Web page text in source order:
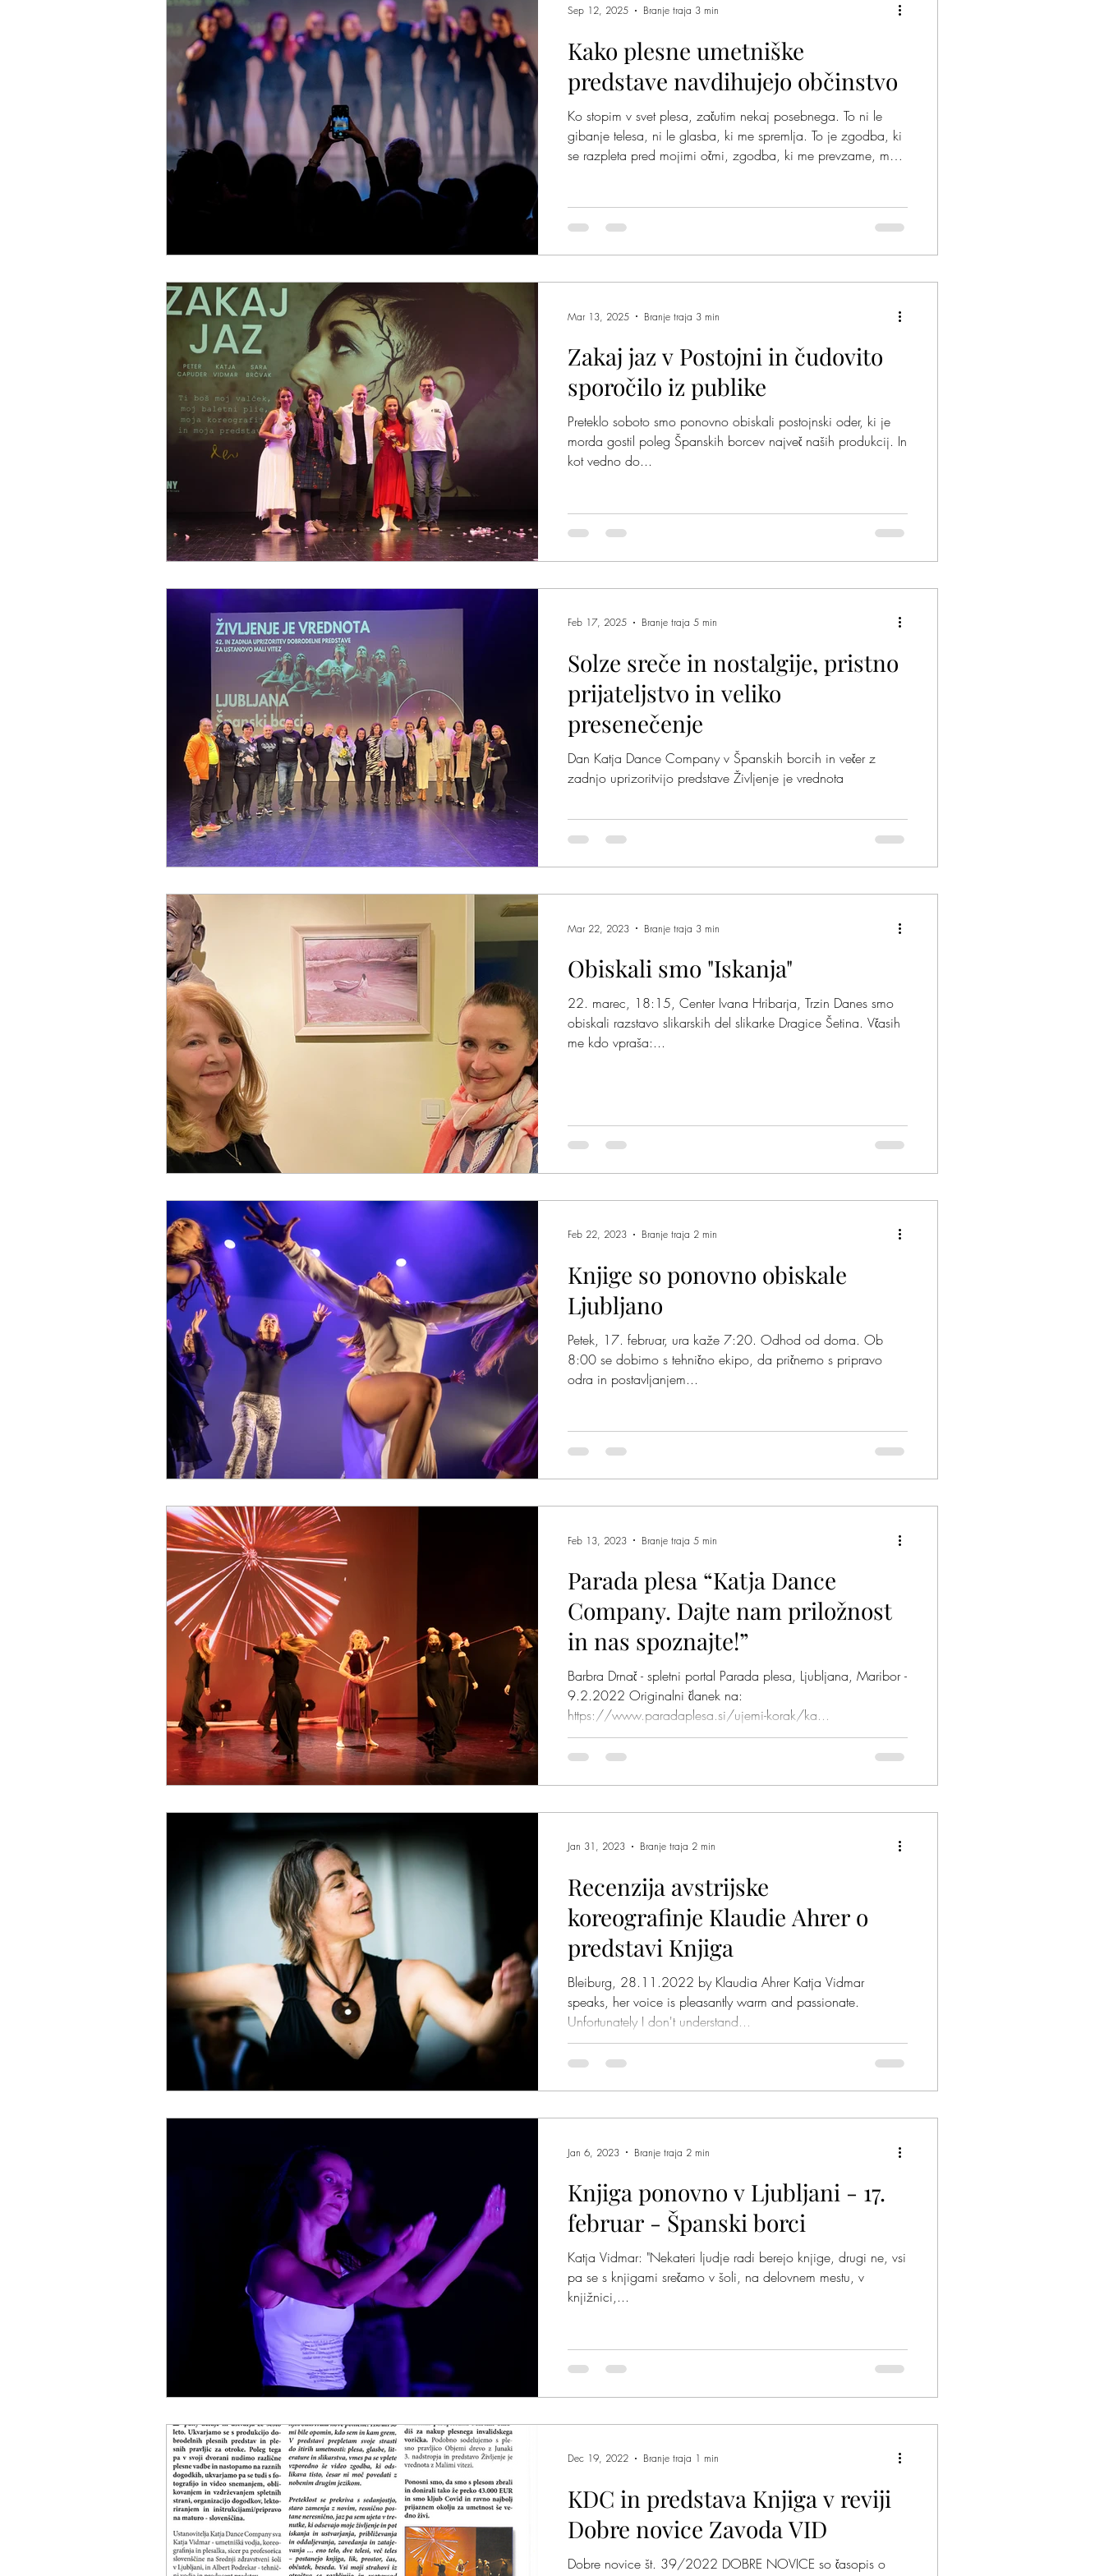
Plesalke in plesalci Pomislite na nas Zakaj jaz Mišja šola Kje je pingvinček? Odloči se
Kako plesne umetniške
predstave navdihujejo občinstvo
Ko stopim v svet plesa, začutim nekaj posebnega. To ni le
gibanje telesa, ni le glasba, ki me spremlja. To je zgodba, ki
se razpleta pred mojimi očmi, zgodba, ki me prevzame, me
me spodbuja, da sanjam več, da čutim globlje.
Sep 12, 2025 Branje traja 3 min
Zakaj jaz v Postojni in čudovito
sporočilo iz publike
Preteklo soboto smo ponovno obiskali postojnski oder, ki je
morda gostil poleg Španskih borcev največ naših produkcij. In
kot vedno do...
Mar 13, 2025 Branje traja 3 min
Solze sreče in nostalgije, pristno
prijateljstvo in veliko
presenečenje
Dan Katja Dance Company v Španskih borcih in večer z
zadnjo uprizoritvijo predstave Življenje je vrednota
Feb 17, 2025 Branje traja 5 min
Obiskali smo "Iskanja"
22. marec, 18:15, Center Ivana Hribarja, Trzin Danes smo
obiskali razstavo slikarskih del slikarke Dragice Šetina. Včasih
me kdo vpraša:...
Mar 22, 2023 Branje traja 3 min
Knjige so ponovno obiskale
Ljubljano
Petek, 17. februar, ura kaže 7:20. Odhod od doma. Ob
8:00 se dobimo s tehnično ekipo, da pričnemo s pripravo
odra in postavljanjem...
Feb 22, 2023 Branje traja 2 min
Parada plesa “Katja Dance
Company. Dajte nam priložnost
in nas spoznajte!”
Barbra Drnač - spletni portal Parada plesa, Ljubljana, Maribor -
9.2.2022 Originalni članek na:
https://www.paradaplesa.si/ujemi-korak/ka...
Feb 13, 2023 Branje traja 5 min
Recenzija avstrijske
koreografinje Klaudie Ahrer o
predstavi Knjiga
Bleiburg, 28.11.2022 by Klaudia Ahrer Katja Vidmar
speaks, her voice is pleasantly warm and passionate.
Unfortunately I don't understand...
Jan 31, 2023 Branje traja 2 min
Knjiga ponovno v Ljubljani - 17.
februar - Španski borci
Katja Vidmar: "Nekateri ljudje radi berejo knjige, drugi ne, vsi
pa se s knjigami srečamo v šoli, na delovnem mestu, v
knjižnici,...
Jan 6, 2023 Branje traja 2 min
KDC in predstava Knjiga v reviji
Dobre novice Zavoda VID
Dobre novice št. 39/2022 DOBRE NOVICE so časopis o
Dec 19, 2022 Branje traja 1 min